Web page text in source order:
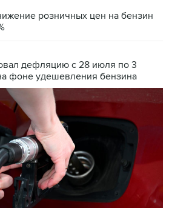
розничных цен на бензин
дефляцию с 28 июля по 3
фоне удешевления бензина